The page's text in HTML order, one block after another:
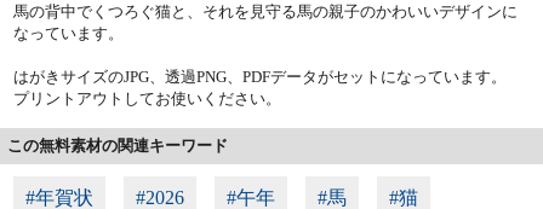
馬の背中でくつろぐ猫と、それを見守る馬の親子のかわいいデザインに
なっています。
はがきサイズのJPG、透過PNG、PDFデータがセットになっています。
プリントアウトしてお使いください。
この無料素材の関連キーワード
#年賀状 #2026 #午年 #馬 #猫